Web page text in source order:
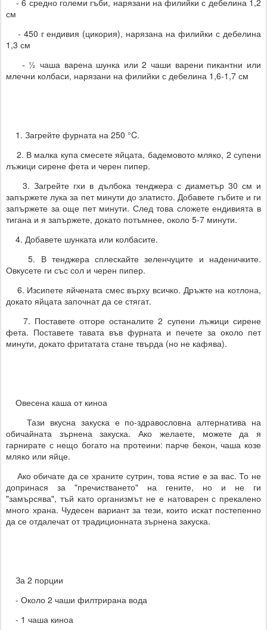
см
- 450 г ендивия (цикория), нарязана на филийки с дебелина
1,3 см
- ½ чаша варена шунка или 2 чаши варени пикантни или
млечни колбаси, нарязани на филийки с дебелина 1,6-1,7 см
1. Загрейте фурната на 250 °C.
2. В малка купа смесете яйцата, бадемовото мляко, 2 супени
лъжици сирене фета и черен пипер.
3. Загрейте гхи в дълбока тенджера с диаметър 30 см и
запържете лука за пет минути до златисто. Добавете гъбите и ги
запържете за още пет минути. След това сложете ендивията в
тигана и я запържете, докато потъмнее, около 5-7 минути.
4. Добавете шунката или колбасите.
5. В тенджера сплескайте зеленчуците и наденичките.
Овкусете ги със сол и черен пипер.
6. Изсипете яйчената смес върху всичко. Дръжте на котлона,
докато яйцата започнат да се стягат.
7. Поставете отгоре останалите 2 супени лъжици сирене
фета. Поставете тавата във фурната и печете за около пет
минути, докато фритатата стане твърда (но не кафява).
Овесена каша от киноа
Тази вкусна закуска е по-здравословна алтернатива на
обичайната зърнена закуска. Ако желаете, можете да я
гарнирате с нещо богато на протеини: парче бекон, чаша козе
мляко или яйце.
Ако обичате да се храните сутрин, това ястие е за вас. То не
допринася за "пречистването" на гените, но и не ги
"замърсява", тъй като организмът не е натоварен с прекалено
много храна. Чудесен вариант за тези, които искат постепенно
да се отдалечат от традиционната зърнена закуска.
За 2 порции
- Около 2 чаши филтрирана вода
- 1 чаша киноа